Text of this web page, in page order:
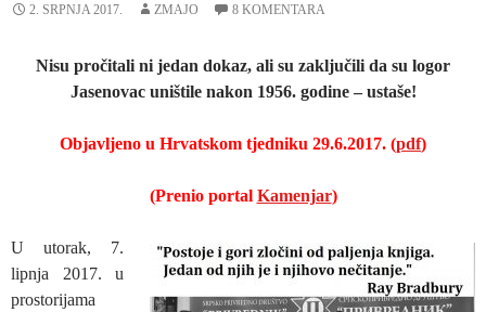
2. SRPNJA 2017. ZMAJO 8 KOMENTARA
Nisu pročitali ni jedan dokaz, ali su zaključili da su logor
Jasenovac uništile nakon 1956. godine – ustaše!
Objavljeno u Hrvatskom tjedniku 29.6.2017. (pdf)
(Prenio portal Kamenjar)
U utorak, 7.
lipnja 2017. u
prostorijama